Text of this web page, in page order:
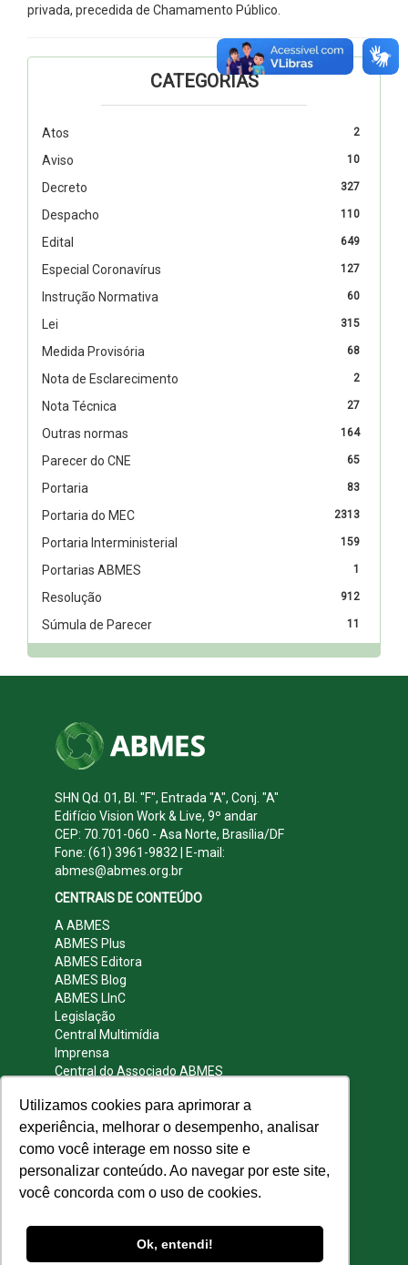
Utilizamos cookies para aprimorar a
experiência, melhorar o desempenho, analisar
como você interage em nosso site e
personalizar conteúdo. Ao navegar por este site,
você concorda com o uso de cookies.
Ok, entendi!
privada, precedida de Chamamento Público.
CATEGORIAS
2
Atos
10
Aviso
327
Decreto
110
Despacho
649
Edital
127
Especial Coronavírus
60
Instrução Normativa
315
Lei
68
Medida Provisória
2
Nota de Esclarecimento
27
Nota Técnica
164
Outras normas
65
Parecer do CNE
83
Portaria
2313
Portaria do MEC
159
Portaria Interministerial
1
Portarias ABMES
912
Resolução
11
Súmula de Parecer
SHN Qd. 01, Bl. "F", Entrada "A", Conj. "A"
Edifício Vision Work & Live, 9º andar
CEP: 70.701-060 - Asa Norte, Brasília/DF
Fone: (61) 3961-9832 | E-mail:
abmes@abmes.org.br
CENTRAIS DE CONTEÚDO
A ABMES
ABMES Plus
ABMES Editora
ABMES Blog
ABMES LInC
Legislação
Central Multimídia
Imprensa
Central do Associado ABMES
reservados.